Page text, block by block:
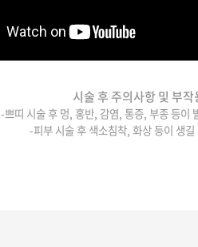
시술 후 주의사항 및 부작
-쁘띠 시술 후 멍, 홍반, 감염, 통증, 부종 등이
-피부 시술 후 색소침착, 화상 등이 생